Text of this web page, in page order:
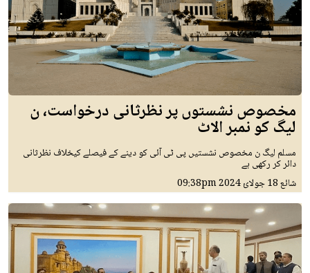
مخصوص نشستوں پر نظرثانی درخواست، ن
لیگ کو نمبر الاٹ
مسلم لیگ ن مخصوص نشستیں پی ٹی آئی کو دینے کے فیصلے کیخلاف نظرثانی
دائر کر رکھی ہے
شائع18 جولائ 2024 09:38pm